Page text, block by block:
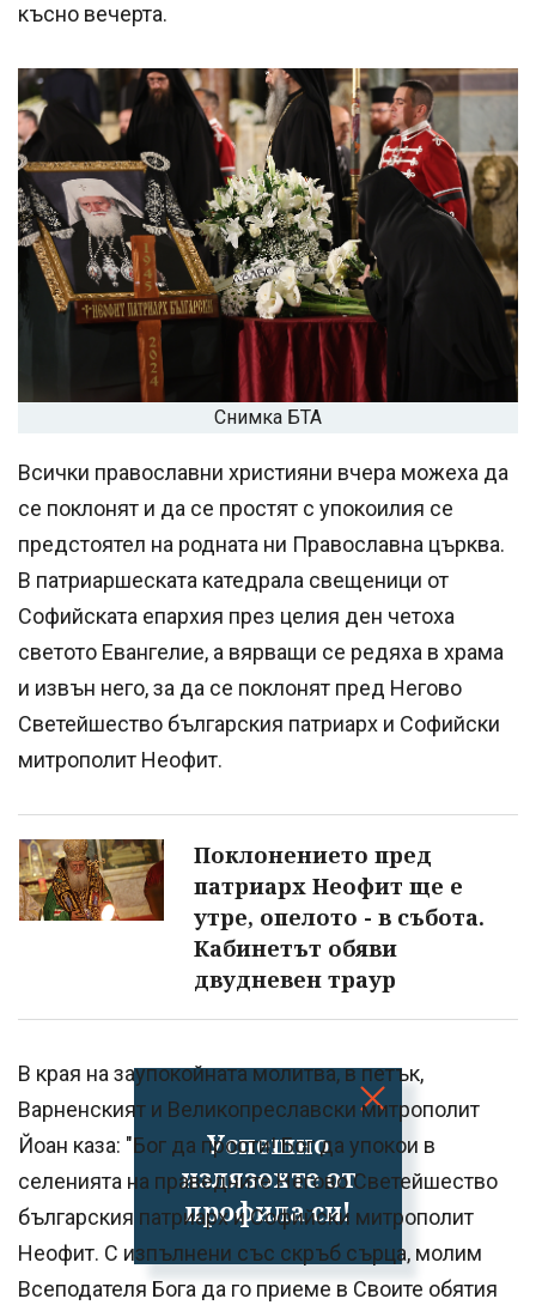
Успешно
излязохте от
профила си!
късно вечерта.
Снимка БТА
Всички православни християни вчера можеха да
се поклонят и да се простят с упокоилия се
предстоятел на родната ни Православна църква.
В патриаршеската катедрала свещеници от
Софийската епархия през целия ден четоха
светото Евангелие, а вярващи се редяха в храма
и извън него, за да се поклонят пред Негово
Светейшество българския патриарх и Софийски
митрополит Неофит.
Поклонението пред
патриарх Неофит ще е
утре, опелото - в събота.
Кабинетът обяви
двудневен траур
В края на заупокойната молитва, в петък,
Варненският и Великопреславски митрополит
Йоан каза: "Бог да прости! Бог да упокои в
селенията на праведните Негово Светейшество
българския патриарх и Софийски митрополит
Неофит. С изпълнени със скръб сърца, молим
Всеподателя Бога да го приеме в Своите обятия